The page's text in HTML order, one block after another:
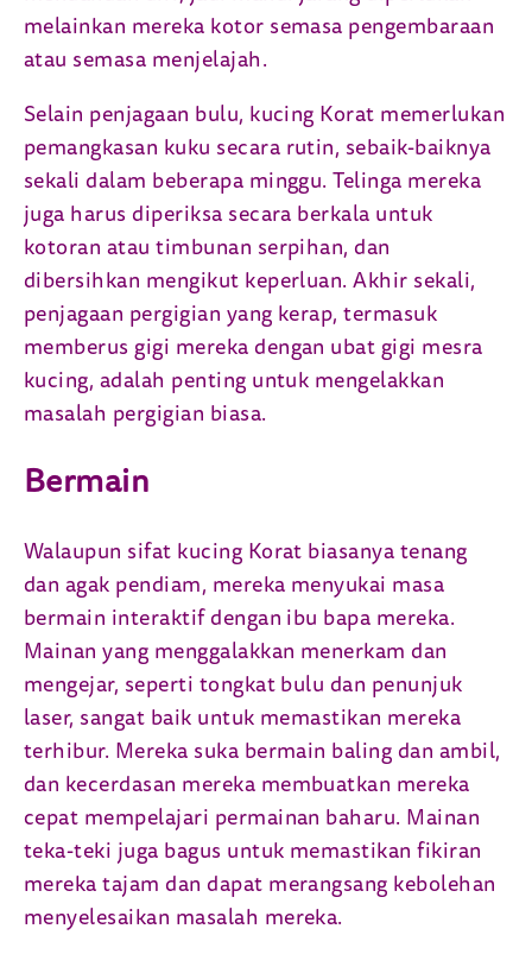
melainkan mereka kotor semasa pengembaraan
atau semasa menjelajah.
Selain penjagaan bulu, kucing Korat memerlukan
pemangkasan kuku secara rutin, sebaik-baiknya
sekali dalam beberapa minggu. Telinga mereka
juga harus diperiksa secara berkala untuk
kotoran atau timbunan serpihan, dan
dibersihkan mengikut keperluan. Akhir sekali,
penjagaan pergigian yang kerap, termasuk
memberus gigi mereka dengan ubat gigi mesra
kucing, adalah penting untuk mengelakkan
masalah pergigian biasa.
Bermain
Walaupun sifat kucing Korat biasanya tenang
dan agak pendiam, mereka menyukai masa
bermain interaktif dengan ibu bapa mereka.
Mainan yang menggalakkan menerkam dan
mengejar, seperti tongkat bulu dan penunjuk
laser, sangat baik untuk memastikan mereka
terhibur. Mereka suka bermain baling dan ambil,
dan kecerdasan mereka membuatkan mereka
cepat mempelajari permainan baharu. Mainan
teka-teki juga bagus untuk memastikan fikiran
mereka tajam dan dapat merangsang kebolehan
menyelesaikan masalah mereka.